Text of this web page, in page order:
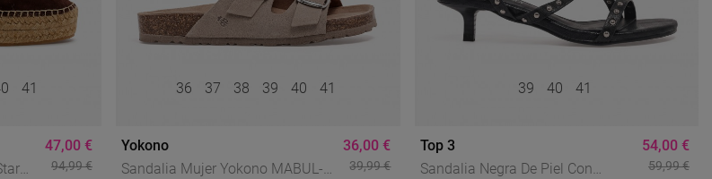
41
47,00 €
94,99 €
36 37 38 39 40 41
Yokono
Sandalia Mujer Yokono MABUL-
36,00 €
39,99 €
39 40 41
Top 3
Sandalia Negra De Piel Con
54,00 €
59,99 €